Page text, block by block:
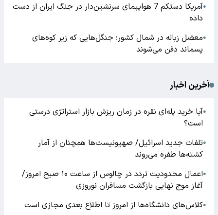
●
آمریکا دستکم 7 هواپیمای سرنشین‌دار در جنگ ایران از دست
داده
●معضل زباله در شمال کشور؛ جنگل‌هایی که زیر کوه‌های
پسماند دفن می‌شوند
آخرین اخبار
●آیا خرید پله‌ای نقره در زمان ریزش بازار استراتژی درستی
است؟
●تلفات جدید اسرائیل/ صهیونیست‌ها همچنان از آمار
کشته‌ها طفره می‌روند
●
اعمال محدودیت تردد در چالوس از ساعت ۱۰ صبح امروز/
آغاز موج نهایی بازگشت مسافران نوروزی
●کلاس‌های دانشگاه‌ها از امروز تا اطلاع بعدی مجازی است